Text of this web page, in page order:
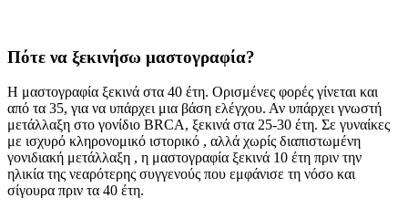
Πότε να ξεκινήσω μαστογραφία?
Η μαστογραφία ξεκινά στα 40 έτη. Ορισμένες φορές γίνεται και
από τα 35, για να υπάρχει μια βάση ελέγχου. Αν υπάρχει γνωστή
μετάλλαξη στο γονίδιο BRCA, ξεκινά στα 25-30 έτη. Σε γυναίκες
με ισχυρό κληρονομικό ιστορικό , αλλά χωρίς διαπιστωμένη
γονιδιακή μετάλλαξη , η μαστογραφία ξεκινά 10 έτη πριν την
ηλικία της νεαρότερης συγγενούς που εμφάνισε τη νόσο και
σίγουρα πριν τα 40 έτη.